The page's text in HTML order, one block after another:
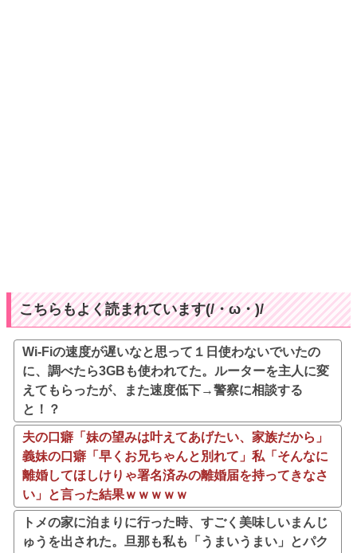
こちらもよく読まれています(/・ω・)/
Wi-Fiの速度が遅いなと思って１日使わないでいたの
に、調べたら3GBも使われてた。ルーターを主人に変
えてもらったが、また速度低下→警察に相談する
と！？
夫の口癖「妹の望みは叶えてあげたい、家族だから」
義妹の口癖「早くお兄ちゃんと別れて」私「そんなに
離婚してほしけりゃ署名済みの離婚届を持ってきなさ
い」と言った結果ｗｗｗｗｗ
トメの家に泊まりに行った時、すごく美味しいまんじ
ゅうを出された。旦那も私も「うまいうまい」とパク